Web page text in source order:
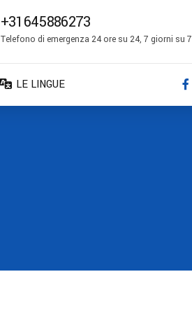
+31645886273
Telefono di emergenza 24 ore su 24, 7 giorni su 7
LE LINGUE